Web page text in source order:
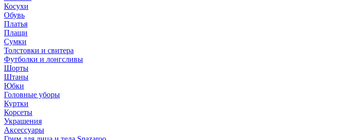
Косухи
Обувь
Платья
Плащи
Сумки
Толстовки и свитера
Футболки и лонгсливы
Шорты
Штаны
Юбки
Головные уборы
Куртки
Корсеты
Украшения
Аксессуары